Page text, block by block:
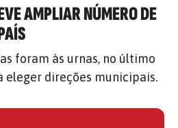
AMPLIAR NÚMERO DE
foram às urnas, no último
eleger direções municipais.